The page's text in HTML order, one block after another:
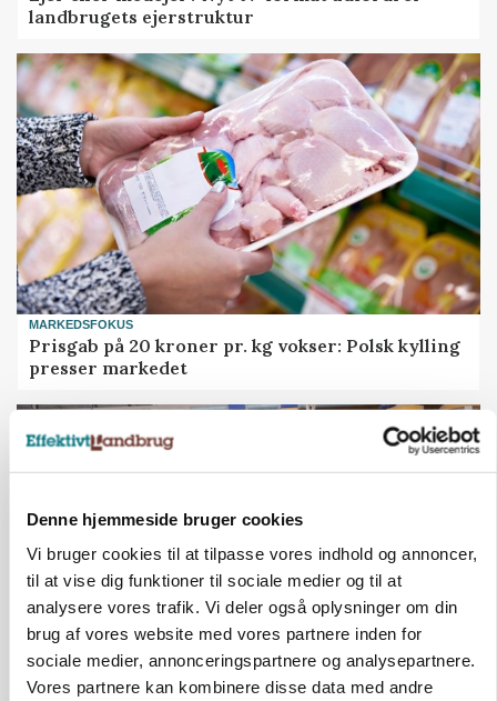
Denne hjemmeside bruger cookies
Vi bruger cookies til at tilpasse vores indhold og annoncer,
til at vise dig funktioner til sociale medier og til at
analysere vores trafik. Vi deler også oplysninger om din
brug af vores website med vores partnere inden for
sociale medier, annonceringspartnere og analysepartnere.
Vores partnere kan kombinere disse data med andre
landbrugets ejerstruktur
MARKEDSFOKUS
Prisgab på 20 kroner pr. kg vokser: Polsk kylling
presser markedet
Rådgiver om DB-Tjek: Små justeringer kan give